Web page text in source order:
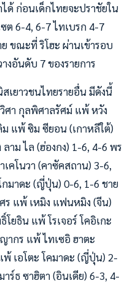
ด้ ก่อนเด็กไทยจะปราชัยใน
ต 6-4, 6-7 ไทเบรก 4-7
ขณะที่ ริโฮะ ผ่านเข้ารอบ
งอันดับ 7 ของรายการ
เยาวชนไทยรายอื่น มีดังนี้
ศา กุลพิศาลรัศม์ แพ้ หวัง
แพ้ ซิม ซียอน (เกาหลีใต้)
ม ไล (ฮ่องกง) 1-6, 4-6 พร
คโนวา (คาซัคสถาน) 3-6,
มาดะ (ญี่ปุ่น) 0-6, 1-6 ชาย
ร แพ้ เหมิง แฟนหมิง (จีน)
ยธิน แพ้ โรเจอร์ โคอิเกะ
กร แพ้ ไทเซอิ ฮาตะ
เอโตะ โคมาดะ (ญี่ปุ่น) 2-
ธ ซาฮิตา (อินเดีย) 6-3, 4-